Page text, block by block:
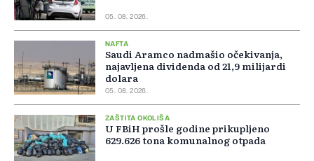
05. 08. 2026.
NAFTA
Saudi Aramco nadmašio očekivanja,
najavljena dividenda od 21,9 milijardi
dolara
05. 08. 2026.
ZAŠTITA OKOLIŠA
U FBiH prošle godine prikupljeno
629.626 tona komunalnog otpada